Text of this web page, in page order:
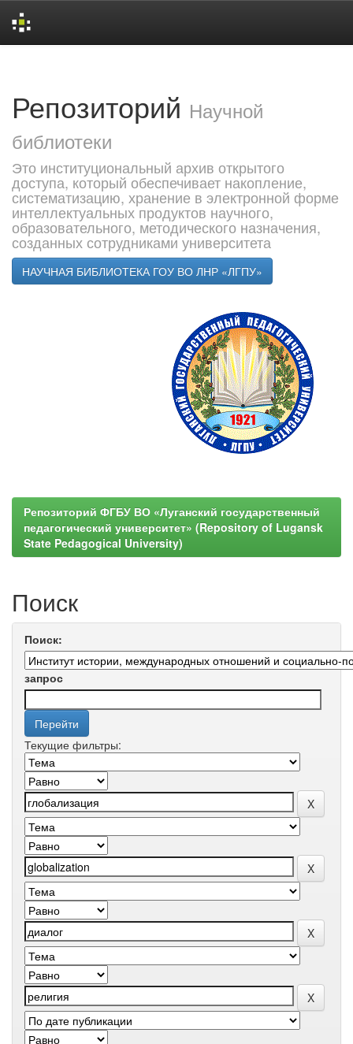
Репозиторий Научной
библиотеки
Это институциональный архив открытого
доступа, который обеспечивает накопление,
систематизацию, хранение в электронной форме
интеллектуальных продуктов научного,
образовательного, методического назначения,
созданных сотрудниками университета
НАУЧНАЯ БИБЛИОТЕКА ГОУ ВО ЛНР «ЛГПУ»
Репозиторий ФГБУ ВО «Луганский государственный
педагогический университет» (Repository of Lugansk
State Pedagogical University)
Поиск
Поиск:
запрос
Текущие фильтры: